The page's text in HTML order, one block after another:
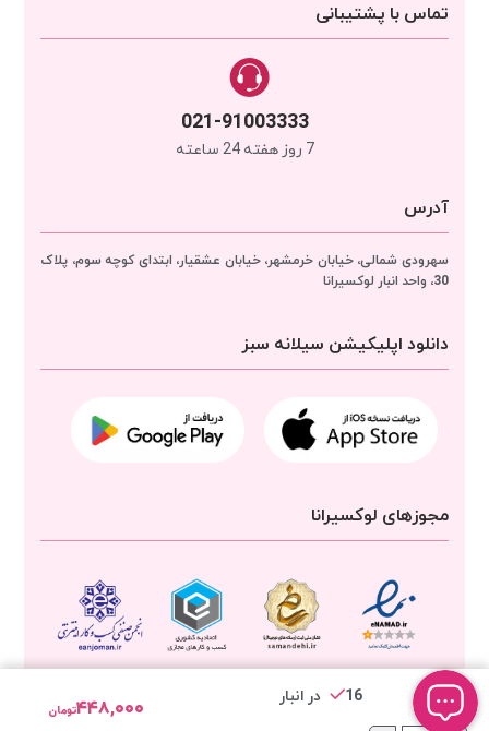
16 در انبار
تومان۴۴۸,۰۰۰
تماس با پشتیبانی
021-91003333
7 روز هفته 24 ساعته
آدرس
سهرودی شمالی، خیابان خرمشهر، خیابان عشقیار، ابتدای کوچه سوم، پلاک
30، واحد انبار
لوکسیرانا
دانلود اپلیکیشن سیلانه سبز
مجوزهای لوکسیرانا